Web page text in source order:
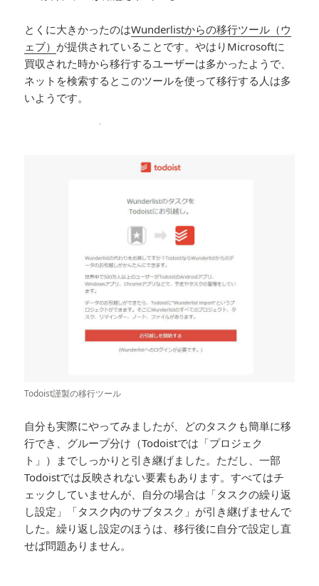
とくに大きかったのはWunderlistからの移行ツール（ウ
ェブ） が提供されていることです。やはりMicrosoftに
買収された時から移行するユーザーは多かったようで、
ネットを検索するとこのツールを使って移行する人は多
いようです。
Todoist謹製の移行ツール
自分も実際にやってみましたが、どのタスクも簡単に移
行でき、グループ分け（Todoistでは「プロジェク
ト」）までしっかりと引き継げました。ただし、一部
Todoistでは反映されない要素もあります。すべてはチ
ェックしていませんが、自分の場合は「タスクの繰り返
し設定」「タスク内のサブタスク」が引き継げませんで
した。繰り返し設定のほうは、移行後に自分で設定し直
せば問題ありません。